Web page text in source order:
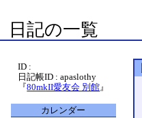
日記の一覧
ID :
日記帳ID : apaslothy
『80mkII愛友会 別館 』
カレンダー